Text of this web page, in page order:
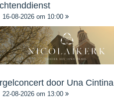
16-08-2026 om 10:00
door Una Cintina
22-08-2026 om 13:00